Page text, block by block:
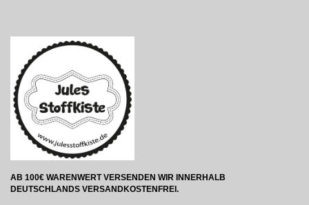
AB 100€ WARENWERT VERSENDEN WIR INNERHALB
DEUTSCHLANDS VERSANDKOSTENFREI.